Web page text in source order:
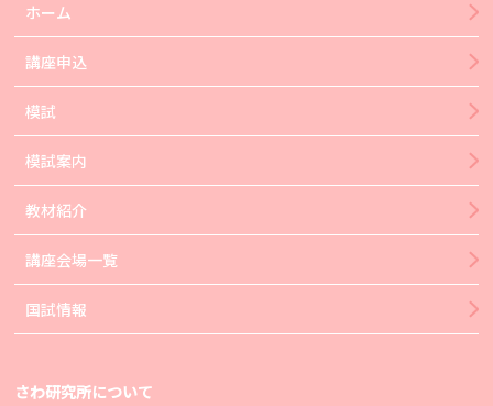
ホーム
講座申込
模試
模試案内
教材紹介
講座会場一覧
国試情報
さわ研究所について